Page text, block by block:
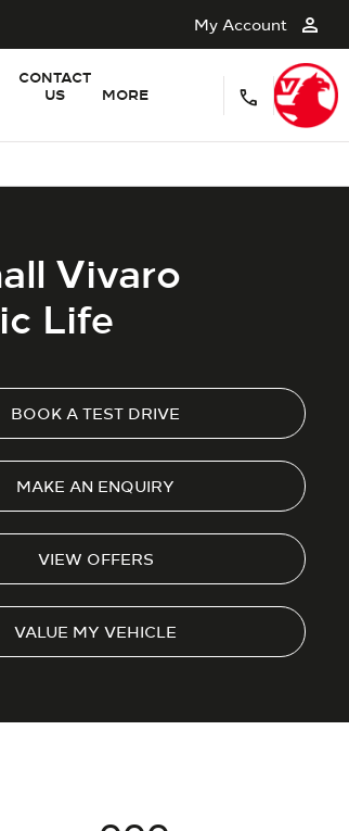
My Account
CONTACT
US
MORE
Vivaro
Life
BOOK A TEST DRIVE
MAKE AN ENQUIRY
VIEW OFFERS
VALUE MY VEHICLE